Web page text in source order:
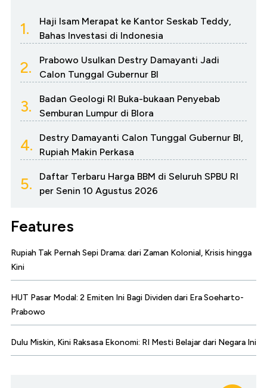
1.
Haji Isam Merapat ke Kantor Seskab Teddy,
Bahas Investasi di Indonesia
2.
Prabowo Usulkan Destry Damayanti Jadi
Calon Tunggal Gubernur BI
3.
Badan Geologi RI Buka-bukaan Penyebab
Semburan Lumpur di Blora
4.
Destry Damayanti Calon Tunggal Gubernur BI,
Rupiah Makin Perkasa
5.
Daftar Terbaru Harga BBM di Seluruh SPBU RI
per Senin 10 Agustus 2026
Features
Rupiah Tak Pernah Sepi Drama: dari Zaman Kolonial, Krisis hingga
Kini
HUT Pasar Modal: 2 Emiten Ini Bagi Dividen dari Era Soeharto-
Prabowo
Dulu Miskin, Kini Raksasa Ekonomi: RI Mesti Belajar dari Negara Ini